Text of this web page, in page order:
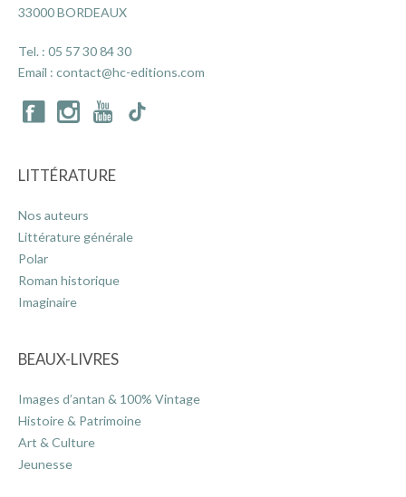
33000 BORDEAUX
Tel. : 05 57 30 84 30
Email : contact@hc-editions.com
LITTÉRATURE
Nos auteurs
Littérature générale
Polar
Roman historique
Imaginaire
BEAUX-LIVRES
Images d’antan & 100% Vintage
Histoire & Patrimoine
Art & Culture
Jeunesse